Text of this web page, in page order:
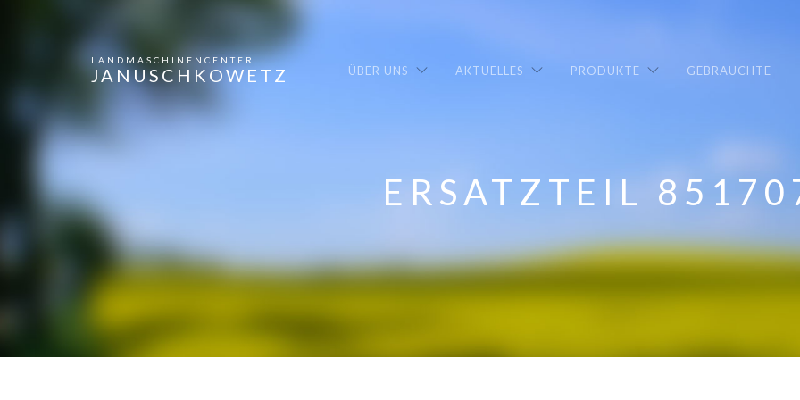
LANDMASCHINENCENTER
JANUSCHKOWETZ ÜBER UNS AKTUELLES PRODUKTE GEBRAUCHTE
ERSATZTEIL